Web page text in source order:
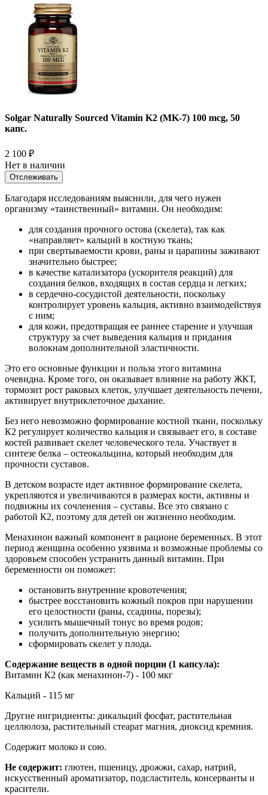
Solgar Naturally Sourced Vitamin K2 (MK-7) 100 mcg, 50
капс.
2 100 ₽
Нет в наличии
Отслеживать
Благодаря исследованиям выяснили, для чего нужен
организму «таинственный» витамин. Он необходим:
для создания прочного остова (скелета), так как
«направляет» кальций в костную ткань;
при свертываемости крови, раны и царапины заживают
значительно быстрее;
в качестве катализатора (ускорителя реакций) для
создания белков, входящих в состав сердца и легких;
в сердечно-сосудистой деятельности, поскольку
контролирует уровень кальция, активно взаимодействуя
с ним;
для кожи, предотвращая ее раннее старение и улучшая
структуру за счет выведения кальция и придания
волокнам дополнительной эластичности.
Это его основные функции и польза этого витамина
очевидна. Кроме того, он оказывает влияние на работу ЖКТ,
тормозит рост раковых клеток, улучшает деятельность печени,
активирует внутриклеточное дыхание.
Без него невозможно формирование костной ткани, поскольку
К2 регулирует количество кальция и связывает его, в составе
костей развивает скелет человеческого тела. Участвует в
синтезе белка – остеокальцина, который необходим для
прочности суставов.
В детском возрасте идет активное формирование скелета,
укрепляются и увеличиваются в размерах кости, активны и
подвижны их сочленения – суставы. Все это связано с
работой К2, поэтому для детей он жизненно необходим.
Менахинон важный компонент в рационе беременных. В этот
период женщина особенно уязвима и возможные проблемы со
здоровьем способен устранить данный витамин. При
беременности он поможет:
остановить внутренние кровотечения;
быстрее восстановить кожный покров при нарушении
его целостности (раны, ссадины, порезы);
усилить мышечный тонус во время родов;
получить дополнительную энергию;
сформировать скелет у плода.
Содержание веществ в одной порции (1 капсула):
Витамин К2 (как менахинон-7) - 100 мкг
Кальций - 115 мг
Другие ингридиенты: дикальций фосфат, растительная
целлюлоза, растительный стеарат магния, диоксид кремния.
Содержит молоко и сою.
Не содержит: глютен, пшеницу, дрожжи, сахар, натрий,
искусственный ароматизатор, подсластитель, консерванты и
красители.